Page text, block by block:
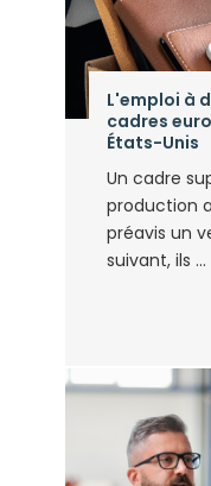
L'emploi à
cadres
États-Unis
Un cadre
production
préavis un
suivant, ils ...